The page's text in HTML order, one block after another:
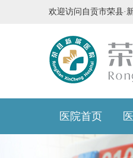
欢迎访问自贡市荣县·
医院首页